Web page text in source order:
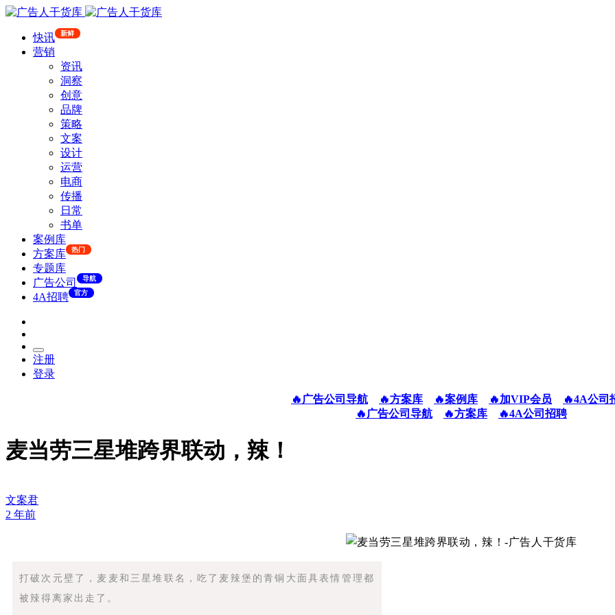
快讯 新鲜
营销
资讯
洞察
创意
品牌
策略
文案
设计
运营
电商
传播
日常
书单
案例库
方案库
热门
专题库
广告公司
导航
4A招聘 官方
注册
登录
🔥广告公司导航 🔥方案库 🔥案例库 🔥加VIP会员
🔥4A公司
🔥广告公司导航
🔥方案库 🔥4A公司招聘
麦当劳三星堆跨界联动，辣！
文案君
2 年前
打破次元壁了，麦麦和三星堆联名，吃了麦辣堡的青铜大面具表情管理都
被辣得离家出走了。